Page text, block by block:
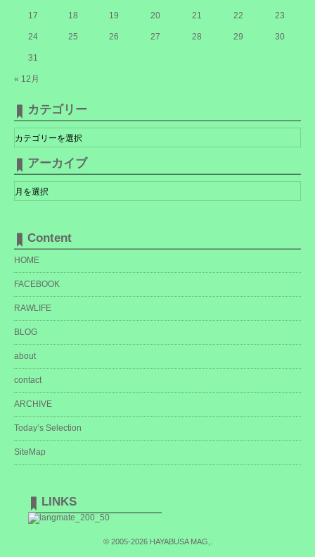
« 12月
17 18 19 20 21 22 23
24 25 26 27 28 29 30
31
カテゴリー
テ
ゴ
リ
ー
アーカイブ
ー
カ
Content
HOME
FACEBOOK
RAWLIFE
BLOG
about
contact
ARCHIVE
Today’s Selection
SiteMap
LINKS
© 2005-2026 HAYABUSA MAG,